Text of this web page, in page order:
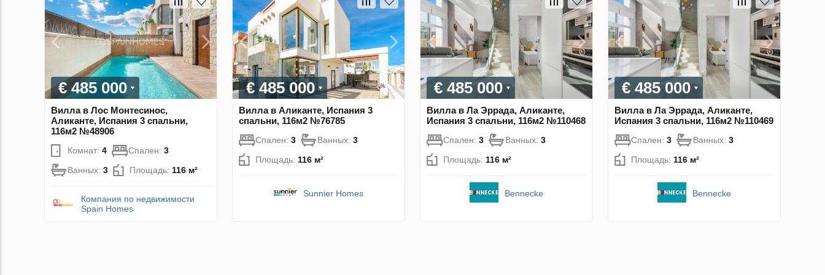
€ 485 000
Вилла в Лос Монтесинос,
Аликанте, Испания 3 спальни,
116м2 №48906
Комнат: 4 Спален: 3
Ванных: 3 Площадь: 116 м²
Компания по недвижимости
Spain Homes
€ 485 000
Вилла в Аликанте, Испания 3
спальни, 116м2 №76785
Спален: 3 Ванных: 3
Площадь: 116 м²
Sunnier Homes
€ 485 000
Вилла в Ла Эррада, Аликанте,
Испания 3 спальни, 116м2 №110468
Спален: 3 Ванных: 3
Площадь: 116 м²
Bennecke
€ 485 000
Вилла в Ла Эррада, Аликанте,
Испания 3 спальни, 116м2 №110469
Спален: 3 Ванных: 3
Площадь: 116 м²
Bennecke